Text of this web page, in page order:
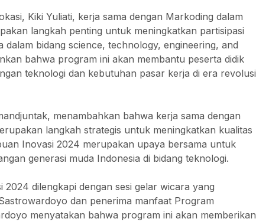
Kiki Yuliati, kerja sama dengan Markoding dalam
langkah penting untuk meningkatkan partisipasi
bidang science, technology, engineering, and
bahwa program ini akan membantu peserta didik
teknologi dan kebutuhan pasar kerja di era revolusi
menambahkan bahwa kerja sama dengan
langkah strategis untuk meningkatkan kualitas
Inovasi 2024 merupakan upaya bersama untuk
generasi muda Indonesia di bidang teknologi.
dilengkapi dengan sesi gelar wicara yang
dan penerima manfaat Program
menyatakan bahwa program ini akan memberikan